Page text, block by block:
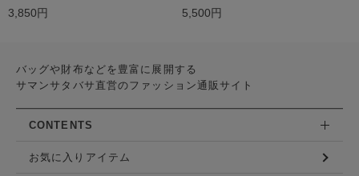
3,850円
5,500円
バッグや財布などを豊富に展開する
サマンサタバサ直営のファッション通販サイト
CONTENTS
お気に入りアイテム